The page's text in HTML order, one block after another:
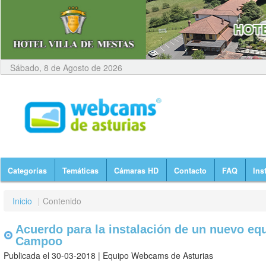
Sábado, 8 de Agosto de 2026
Categorías Temáticas Cámaras HD Contacto FAQ
Inicio | Contenido
Acuerdo para la instalación de un nuevo
Campoo
Publicada el 30-03-2018 | Equipo Webcams de Asturias